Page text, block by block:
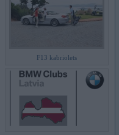
F13 kabriolets